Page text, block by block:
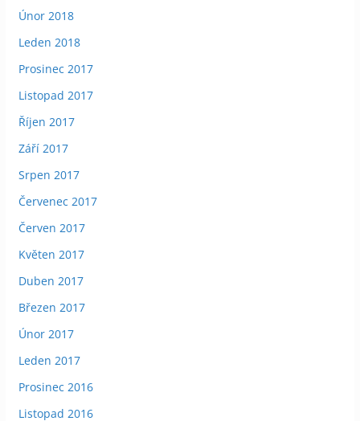
Únor 2018
Leden 2018
Prosinec 2017
Listopad 2017
Říjen 2017
Září 2017
Srpen 2017
Červenec 2017
Červen 2017
Květen 2017
Duben 2017
Březen 2017
Únor 2017
Leden 2017
Prosinec 2016
Listopad 2016